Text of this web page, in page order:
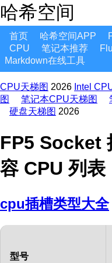
哈希空间
首页 哈希空间APP
CPU
笔记本推荐
Markdown在线工具
CPU天梯图 2026 Intel
图
笔记本CPU天梯图
硬盘天梯图 2026
FP5 Socket
容 CPU 列表
cpu插槽类型大全
型号